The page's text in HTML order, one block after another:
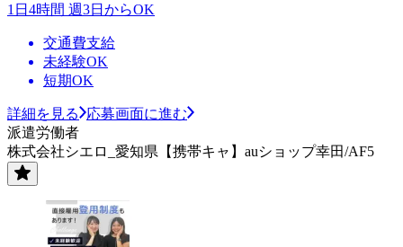
1日4時間 週3日からOK
交通費支給
未経験OK
短期OK
詳細を見る
応募画面に進む
派遣労働者
株式会社シエロ_愛知県【携帯キャ】auショップ幸田/AF5